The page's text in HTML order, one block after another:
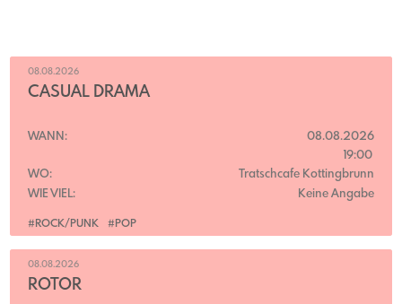
#ROCK/PUNK #POP
08.08.2026
CASUAL DRAMA
WANN:
08.08.2026
19:00
WO:
Tratschcafe Kottingbrunn
WIE VIEL:
Keine Angabe
08.08.2026
ROTOR